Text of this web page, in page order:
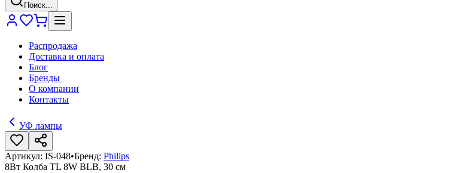
Поиск...
Распродажа
Доставка и оплата
Блог
Бренды
О компании
Контакты
УФ лампы
Артикул: IS-048•Бренд: Philips
8Вт Колба TL 8W BLB, 30 см